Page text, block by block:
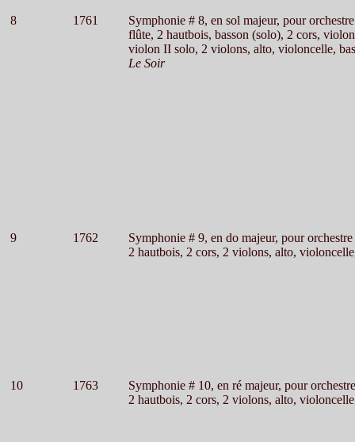
8 1761
Symphonie # 8, en sol majeur, pour orchestre
flûte, 2 hautbois, basson (solo), 2 cors,
violon II solo, 2 violons, alto, violoncelle,
Le Soir
9 1762
Symphonie # 9, en do majeur, pour orchestre
2 hautbois, 2 cors, 2 violons, alto,
10 1763
Symphonie # 10, en ré majeur, pour orchestre
2 hautbois, 2 cors, 2 violons, alto,